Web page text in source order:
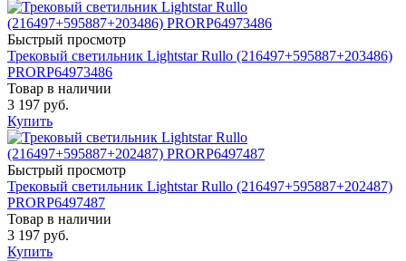
Быстрый просмотр
Трековый светильник Lightstar Rullo (216497+595887+203486)
PRORP64973486
Товар в наличии
3 197 руб.
Купить
Быстрый просмотр
Трековый светильник Lightstar Rullo (216497+595887+202487)
PRORP6497487
Товар в наличии
3 197 руб.
Купить